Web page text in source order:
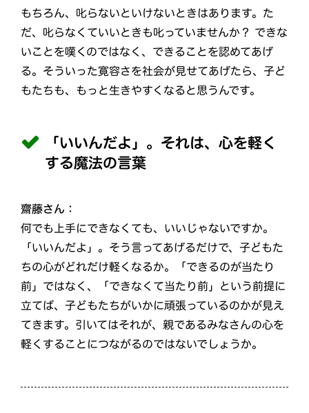
もちろん、叱らないといけないときはあります。た
だ、叱らなくていいときも叱っていませんか？ できな
いことを嘆くのではなく、できることを認めてあげ
る。そういった寛容さを社会が見せてあげたら、子ど
もたちも、もっと生きやすくなると思うんです。
「いいんだよ」。それは、心を軽く
する魔法の言葉
齋藤さん：
何でも上手にできなくても、いいじゃないですか。
「いいんだよ」。そう言ってあげるだけで、子どもた
ちの心がどれだけ軽くなるか。「できるのが当たり
前」ではなく、「できなくて当たり前」という前提に
立てば、子どもたちがいかに頑張っているのかが見え
てきます。引いてはそれが、親であるみなさんの心を
軽くすることにつながるのではないでしょうか。